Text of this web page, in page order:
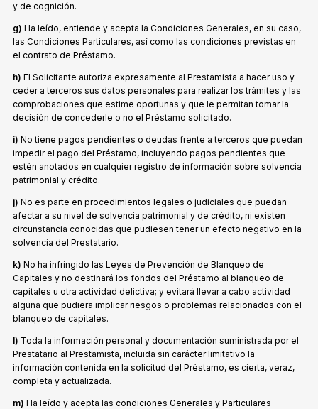
y de cognición.
g) Ha leído, entiende y acepta la Condiciones Generales, en su caso,
las Condiciones Particulares, así como las condiciones previstas en
el contrato de Préstamo.
h) El Solicitante autoriza expresamente al Prestamista a hacer uso y
ceder a terceros sus datos personales para realizar los trámites y las
comprobaciones que estime oportunas y que le permitan tomar la
decisión de concederle o no el Préstamo solicitado.
i) No tiene pagos pendientes o deudas frente a terceros que puedan
impedir el pago del Préstamo, incluyendo pagos pendientes que
estén anotados en cualquier registro de información sobre solvencia
patrimonial y crédito.
j) No es parte en procedimientos legales o judiciales que puedan
afectar a su nivel de solvencia patrimonial y de crédito, ni existen
circunstancia conocidas que pudiesen tener un efecto negativo en la
solvencia del Prestatario.
k) No ha infringido las Leyes de Prevención de Blanqueo de
Capitales y no destinará los fondos del Préstamo al blanqueo de
capitales u otra actividad delictiva; y evitará llevar a cabo actividad
alguna que pudiera implicar riesgos o problemas relacionados con el
blanqueo de capitales.
l) Toda la información personal y documentación suministrada por el
Prestatario al Prestamista, incluida sin carácter limitativo la
información contenida en la solicitud del Préstamo, es cierta, veraz,
completa y actualizada.
m) Ha leído y acepta las condiciones Generales y Particulares